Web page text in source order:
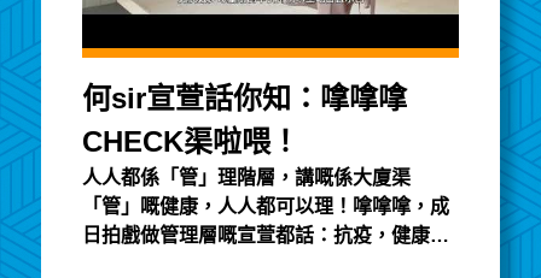
何sir宣萱話你知：嗱嗱嗱
CHECK渠啦喂！
人人都係「管」理階層，講嘅係大廈渠
「管」嘅健康，人人都可以理！嗱嗱嗱，成
日拍戲做管理層嘅宣萱都話：抗疫，健康最